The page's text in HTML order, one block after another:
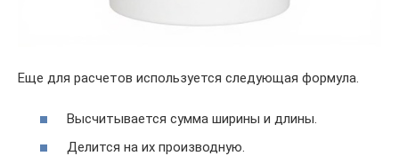
Еще для расчетов используется следующая формула.
Высчитывается сумма ширины и длины.
Делится на их производную.